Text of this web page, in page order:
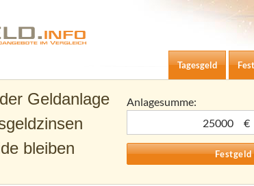
vergleichen und Tagesgeld-Zinsen
Zum Inhalt springen
Tagesgeld
Geldanlage
bleiben
Anlagesumme:
€